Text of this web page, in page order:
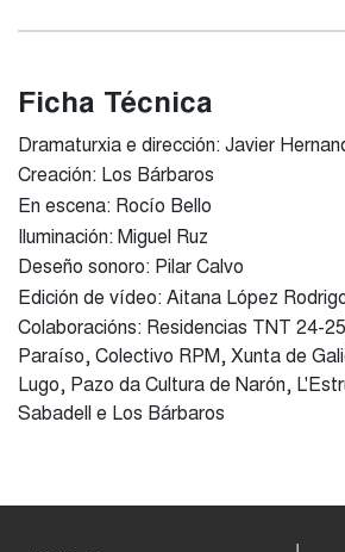
Ficha Técnica
Dramaturxia e dirección: Javier
Creación: Los Bárbaros
En escena: Rocío Bello
Iluminación: Miguel Ruz
Deseño sonoro: Pilar Calvo
Edición de vídeo: Aitana López
Colaboracións: Residencias TNT 24-
Paraíso, Colectivo RPM, Xunta de
Lugo, Pazo da Cultura de Narón,
Sabadell e Los Bárbaros